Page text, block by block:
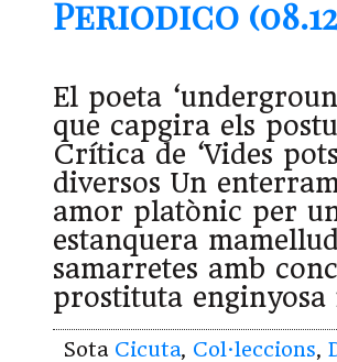
Periodico
El poeta
que capgira els
Crítica de ‘Vides
diversos Un
amor platònic per
estanquera
samarretes amb
prostituta
Sota Cicuta, Col·leccions,